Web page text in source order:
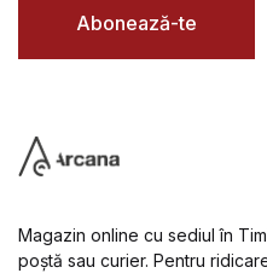
Abonează-te
Magazin online cu sediul în
poștă sau curier. Pentru